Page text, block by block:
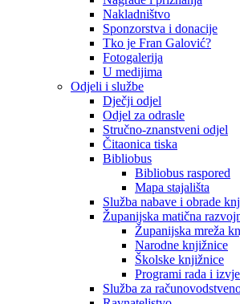
Nakladništvo
Sponzorstva i donacije
Tko je Fran Galović?
Fotogalerija
U medijima
Odjeli i službe
Dječji odjel
Odjel za odrasle
Stručno-znanstveni odjel
Čitaonica tiska
Bibliobus
Bibliobus raspored
Mapa stajališta
Služba nabave i obrade
Županijska matična
Županijska mreža
Narodne knjižnice
Školske knjižnice
Programi rada i
Služba za